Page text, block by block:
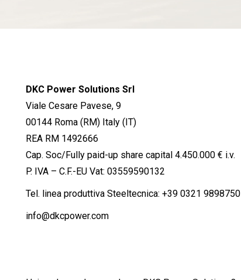
DKC Power Solutions Srl
Viale Cesare Pavese, 9
00144 Roma (RM) Italy (IT)
REA RM 1492666
Cap. Soc/Fully paid-up share capital 4.450.000 € i.v.
P. IVA – C.F.-EU Vat: 03559590132
Tel. linea produttiva Steeltecnica: +39 0321 9898750
info@dkcpower.com